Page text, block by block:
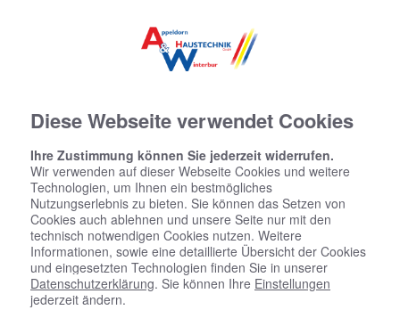
Startseite»Bad»Badinspiration & Musterbäder»Komfort-Bad 15,9
Komfort-Bad 15,9 ㎡
Diese Webseite verwendet Cookies
Ihre Zustimmung können Sie jederzeit widerrufen.
Wir verwenden auf dieser Webseite Cookies und weitere
Technologien, um Ihnen ein bestmögliches
Nutzungserlebnis zu bieten. Sie können das Setzen von
Cookies auch ablehnen und unsere Seite nur mit den
technisch notwendigen Cookies nutzen. Weitere
Informationen, sowie eine detaillierte Übersicht der Cookies
und eingesetzten Technologien finden Sie in unserer
Datenschutzerklärung. Sie können Ihre Einstellungen
jederzeit ändern.